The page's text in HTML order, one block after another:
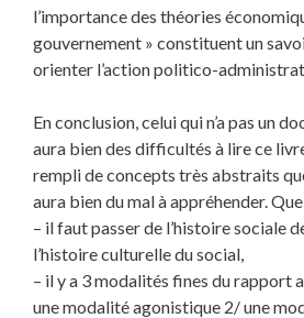
l’importance des théories
gouvernement » constituent un
orienter l’action politico-
En conclusion, celui qui n’a pas un
aura bien des difficultés à lire ce
rempli de concepts très abstraits
aura bien du mal à appréhender.
– il faut passer de l’histoire sociale
l’histoire culturelle du social,
– il y a 3 modalités fines du rapport
une modalité agonistique 2/ une